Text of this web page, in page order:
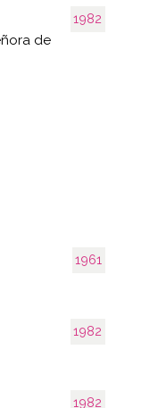
1982
de
1961
1982
1982